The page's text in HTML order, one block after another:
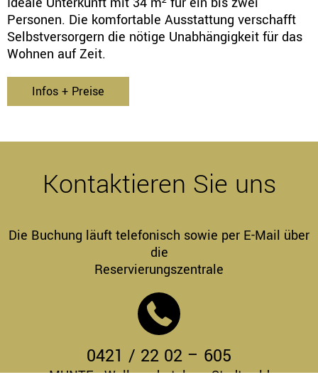
Personen. Die komfortable Ausstattung verschafft
Selbstversorgern die nötige Unabhängigkeit für das
Wohnen auf Zeit.
Infos + Preise
Kontaktieren Sie uns
Die Buchung läuft telefonisch sowie per E-Mail über
die
Reservierungszentrale
0421 / 22 02 – 605
MUNTE - Wellnesshotel am Stadtwald